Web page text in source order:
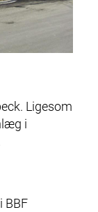
Ligesom
i
BBF